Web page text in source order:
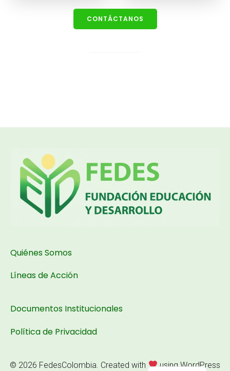
CONTÁCTANOS
Quiénes Somos:
u
n
s
o
Líneas de Acción:
i
n
s
Documentos Institucionales
Política de Privacidad
© 2026 FedesColombia. Created with using WordPress